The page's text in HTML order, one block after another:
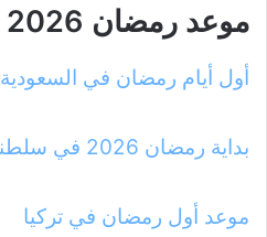
موعد رمضان 2026 رسميا
أول أيام رمضان في السعودية
بداية رمضان 2026 في سلطنة عمان
موعد أول رمضان في تركيا